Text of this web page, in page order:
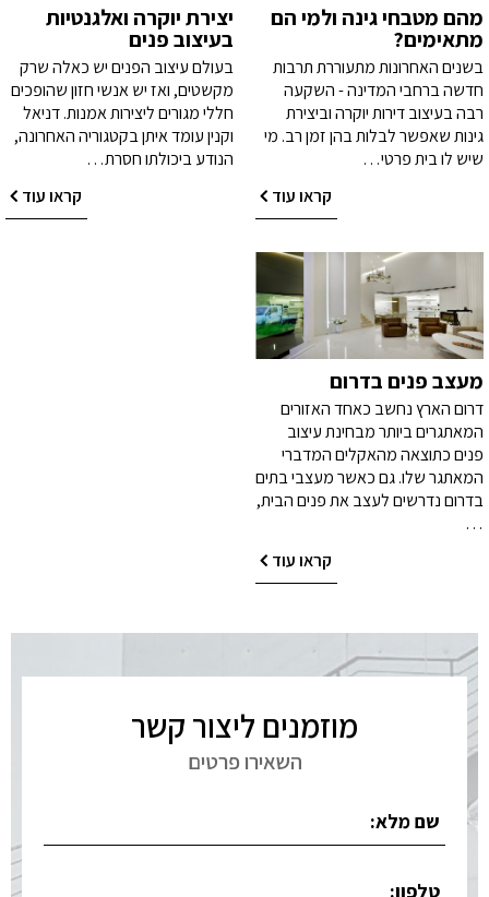
מהם מטבחי גינה ולמי הם
מתאימים?
בשנים האחרונות מתעוררת תרבות
חדשה ברחבי המדינה - השקעה
רבה בעיצוב דירות יוקרה וביצירת
גינות שאפשר לבלות בהן זמן רב. מי
שיש לו בית פרטי…
קראו עוד
יצירת יוקרה ואלגנטיות
בעיצוב פנים
בעולם עיצוב הפנים יש כאלה שרק
מקשטים, ואז יש אנשי חזון שהופכים
חללי מגורים ליצירות אמנות. דניאל
וקנין עומד איתן בקטגוריה האחרונה,
הנודע ביכולתו חסרת…
קראו עוד
מעצב פנים בדרום
דרום הארץ נחשב כאחד האזורים
המאתגרים ביותר מבחינת עיצוב
פנים כתוצאה מהאקלים המדברי
המאתגר שלו. גם כאשר מעצבי בתים
בדרום נדרשים לעצב את פנים הבית,
…
קראו עוד
מוזמנים ליצור קשר
השאירו פרטים